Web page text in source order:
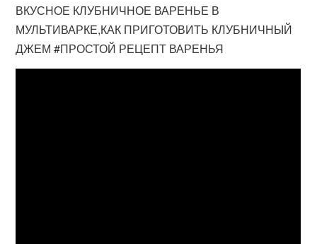
ВКУСНОЕ КЛУБНИЧНОЕ ВАРЕНЬЕ В
МУЛЬТИВАРКЕ,КАК ПРИГОТОВИТЬ КЛУБНИЧНЫЙ
ДЖЕМ #ПРОСТОЙ РЕЦЕПТ ВАРЕНЬЯ